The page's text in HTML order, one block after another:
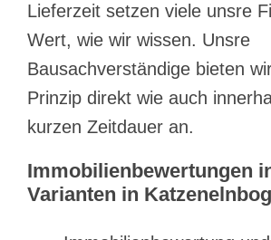
Lieferzeit setzen viele unsre
Wert, wie wir wissen. Unsre
Bausachverständige bieten
Prinzip direkt wie auch
kurzen Zeitdauer an.
Immobilienbewertungen
Varianten in